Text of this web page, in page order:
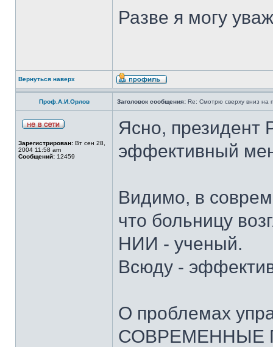
Разве я могу
Вернуться наверх
Проф.А.И.Орлов Заголовок сообщения: Re: Смотрю сверху вниз на
Зарегистрирован: Вт сен 28,
2004 11:58 am
Сообщений: 12459
Ясно,
эффективный
Видимо, в
что больницу
НИИ - ученый.
Всюду -
О проблемах
СОВРЕМЕННЫЕ